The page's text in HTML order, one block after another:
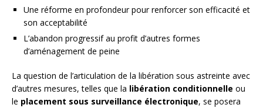
Une réforme en profondeur pour renforcer son efficacité et
son acceptabilité
L’abandon progressif au profit d’autres formes
d’aménagement de peine
La question de l’articulation de la libération sous astreinte avec
d’autres mesures, telles que la libération conditionnelle ou
le placement sous surveillance électronique, se posera